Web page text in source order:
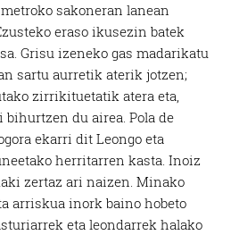
sakoneran lanean
eraso ikusezin batek
Grisu izeneko gas madarikatu
sartu aurretik aterik jotzen;
zirrikituetatik atera eta,
du airea. Pola de
ekarri dit Leongo eta
herritarren kasta. Inoiz
zertaz ari naizen. Minako
arriskua inork baino hobeto
eta leondarrek halako